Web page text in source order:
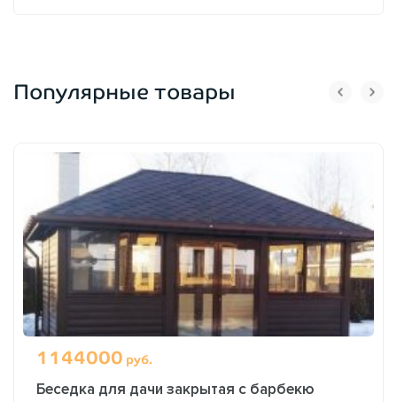
Популярные товары
1144000 руб.
Беседка для дачи закрытая с барбекю